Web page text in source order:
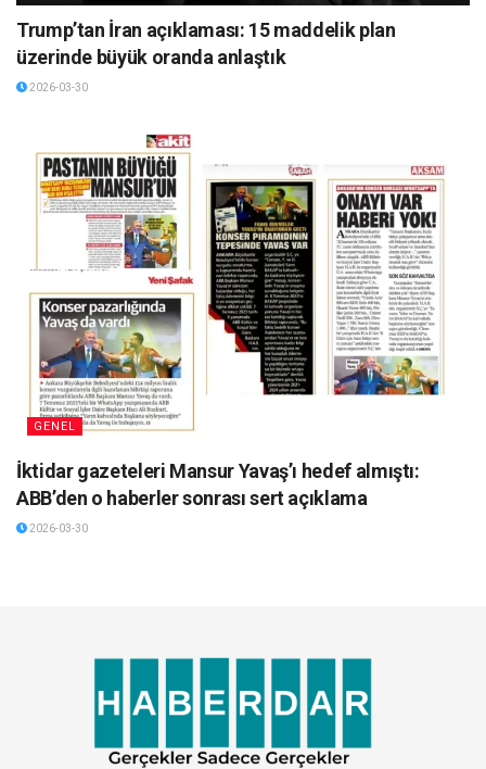
Trump’tan İran açıklaması: 15 maddelik plan
üzerinde büyük oranda anlaştık
2026-03-30
GENEL
İktidar gazeteleri Mansur Yavaş’ı hedef almıştı:
ABB’den o haberler sonrası sert açıklama
2026-03-30